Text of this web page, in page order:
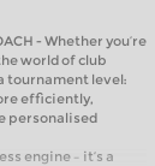
- Whether you’re
world of club
tournament level:
efficiently,
personalised
engine – it’s a